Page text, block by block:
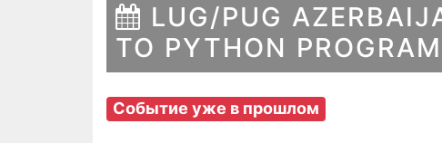
LUG/PUG
TO PYTHON
Событие уже в прошлом